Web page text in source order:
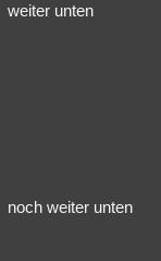
weiter unten
noch weiter unten